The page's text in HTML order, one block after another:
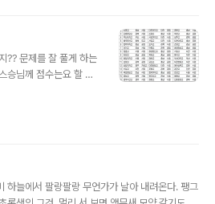
?? 문제를 잘 풀게 하는
승님께 점수는요 할 판
하늘에서 팔랑팔랑 무언가가 날아 내려온다. 팽그